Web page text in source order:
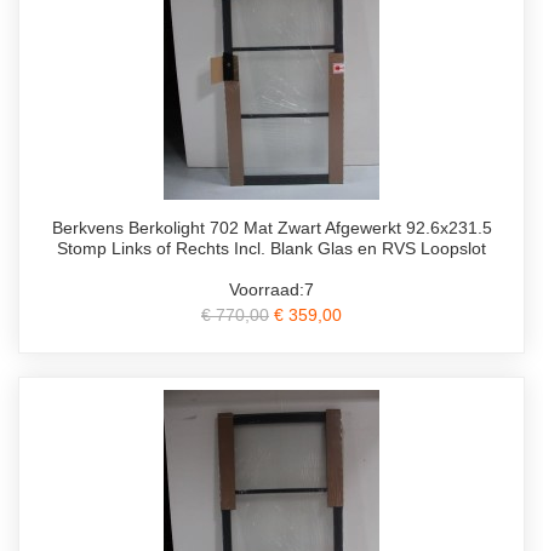
Berkvens Berkolight 702 Mat Zwart Afgewerkt 92.6x231.5
Stomp Links of Rechts Incl. Blank Glas en RVS Loopslot
Voorraad:7
€ 770,00 € 359,00